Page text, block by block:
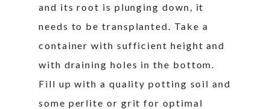
and its root is plunging down, it
needs to be transplanted. Take a
container with sufficient height and
with draining holes in the bottom.
Fill up with a quality potting soil and
some perlite or grit for optimal